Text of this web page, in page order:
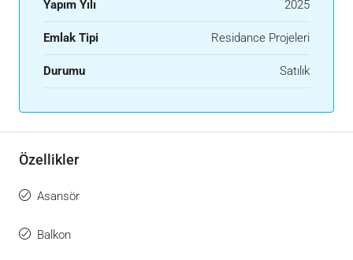
Yapım Yılı 2025
Emlak Tipi Residance Projeleri
Durumu Satılık
Özellikler
Asansör
Balkon